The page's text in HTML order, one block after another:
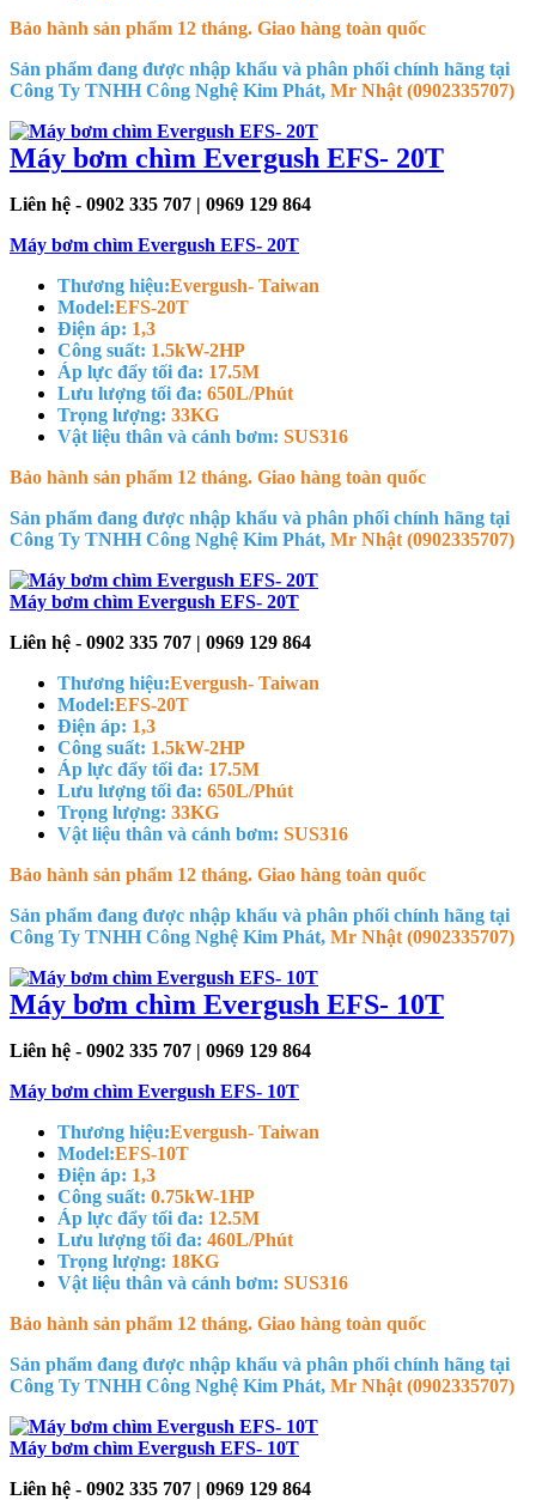
Bảo hành sản phẩm 12 tháng. Giao hàng toàn quốc
Sản phẩm đang được nhập khẩu và phân phối chính hãng tại
Công Ty TNHH Công Nghệ Kim Phát, Mr Nhật (0902335707)
Máy bơm chìm Evergush EFS- 20T
Liên hệ - 0902 335 707 | 0969 129 864
Máy bơm chìm Evergush EFS- 20T
Thương hiệu:Evergush- Taiwan
Model:EFS-20T
Điện áp: 1,3
Công suất: 1.5kW-2HP
Áp lực đẩy tối đa: 17.5M
Lưu lượng tối đa: 650L/Phút
Trọng lượng: 33KG
Vật liệu thân và cánh bơm: SUS316
Bảo hành sản phẩm 12 tháng. Giao hàng toàn quốc
Sản phẩm đang được nhập khẩu và phân phối chính hãng tại
Công Ty TNHH Công Nghệ Kim Phát, Mr Nhật (0902335707)
Máy bơm chìm Evergush EFS- 20T
Liên hệ - 0902 335 707 | 0969 129 864
Thương hiệu:Evergush- Taiwan
Model:EFS-20T
Điện áp: 1,3
Công suất: 1.5kW-2HP
Áp lực đẩy tối đa: 17.5M
Lưu lượng tối đa: 650L/Phút
Trọng lượng: 33KG
Vật liệu thân và cánh bơm: SUS316
Bảo hành sản phẩm 12 tháng. Giao hàng toàn quốc
Sản phẩm đang được nhập khẩu và phân phối chính hãng tại
Công Ty TNHH Công Nghệ Kim Phát, Mr Nhật (0902335707)
Máy bơm chìm Evergush EFS- 10T
Liên hệ - 0902 335 707 | 0969 129 864
Máy bơm chìm Evergush EFS- 10T
Thương hiệu:Evergush- Taiwan
Model:EFS-10T
Điện áp: 1,3
Công suất: 0.75kW-1HP
Áp lực đẩy tối đa: 12.5M
Lưu lượng tối đa: 460L/Phút
Trọng lượng: 18KG
Vật liệu thân và cánh bơm: SUS316
Bảo hành sản phẩm 12 tháng. Giao hàng toàn quốc
Sản phẩm đang được nhập khẩu và phân phối chính hãng tại
Công Ty TNHH Công Nghệ Kim Phát, Mr Nhật (0902335707)
Máy bơm chìm Evergush EFS- 10T
Liên hệ - 0902 335 707 | 0969 129 864